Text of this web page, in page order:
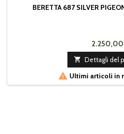
BERETTA 687 SILVER
 Dettagli del
 Ultimi articoli in